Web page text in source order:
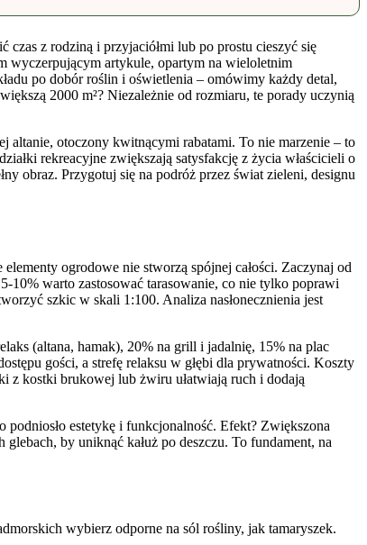
czas z rodziną i przyjaciółmi lub po prostu cieszyć się
wyczerpującym artykule, opartym na wieloletnim
po dobór roślin i oświetlenia – omówimy każdy detal,
2000 m²? Niezależnie od rozmiaru, te porady uczynią
altanie, otoczony kwitnącymi rabatami. To nie marzenie – to
rekreacyjne zwiększają satysfakcję z życia właścicieli o
obraz. Przygotuj się na podróż przez świat zieleni, designu
ogrodowe nie stworzą spójnej całości. Zaczynaj od
10% warto zastosować tarasowanie, co nie tylko poprawi
szkic w skali 1:100. Analiza nasłonecznienia jest
(altana, hamak), 20% na grill i jadalnię, 15% na plac
gości, a strefę relaksu w głębi dla prywatności. Koszty
z kostki brukowej lub żwiru ułatwiają ruch i dodają
podniosło estetykę i funkcjonalność. Efekt? Zwiększona
by uniknąć kałuż po deszczu. To fundament, na
wybierz odporne na sól rośliny, jak tamaryszek.